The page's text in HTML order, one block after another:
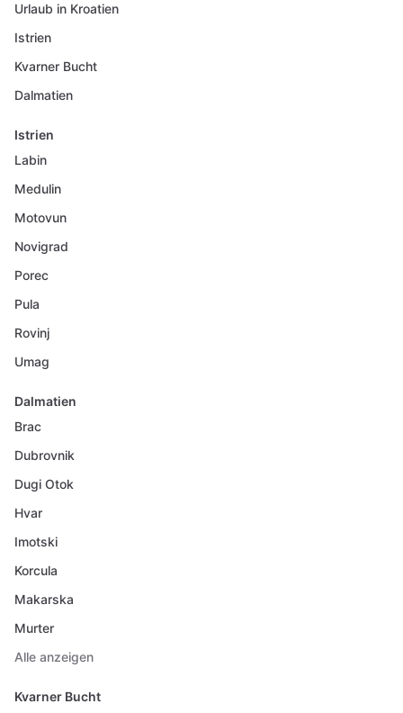
Urlaub in Kroatien
Istrien
Kvarner Bucht
Dalmatien
Istrien
Labin
Medulin
Motovun
Novigrad
Porec
Pula
Rovinj
Umag
Dalmatien
Brac
Dubrovnik
Dugi Otok
Hvar
Imotski
Korcula
Makarska
Murter
Alle anzeigen
Kvarner Bucht